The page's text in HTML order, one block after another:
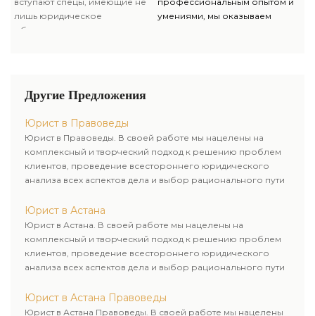
лишь юридическое
образование, однако и опыт
комплексно.
умениями, мы оказываем
Другие Предложения
Юрист в Правоведы
Юрист в Правоведы. В своей работе мы нацелены на
комплексный и творческий подход к решению проблем
клиентов, проведение всестороннего юридического
анализа всех аспектов дела и выбор рационального пути
Юрист в Астана
Юрист в Астана. В своей работе мы нацелены на
комплексный и творческий подход к решению проблем
клиентов, проведение всестороннего юридического
анализа всех аспектов дела и выбор рационального пути
Юрист в Астана Правоведы
Юрист в Астана Правоведы. В своей работе мы нацелены